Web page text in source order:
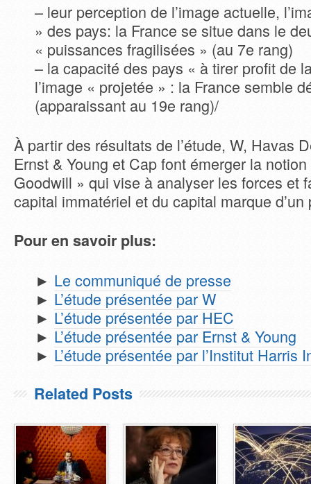
– leur perception de l’image actuelle,
» des pays: la France se situe dans le
« puissances fragilisées » (au 7e rang)
– la capacité des pays « à tirer profit de
l’image « projetée » : la France semble
(apparaissant au 19e rang)/
À partir des résultats de l’étude, W, Havas
Ernst & Young et Cap font émerger la
Goodwill » qui vise à analyser les forces et
capital immatériel et du capital marque d’un
Pour en savoir plus:
► Le communiqué de presse
► L’étude présentée par W
► L’étude présentée par HEC
► L’étude présentée par Ernst & Young
► L’étude présentée par l’Institut Harris
Related Posts